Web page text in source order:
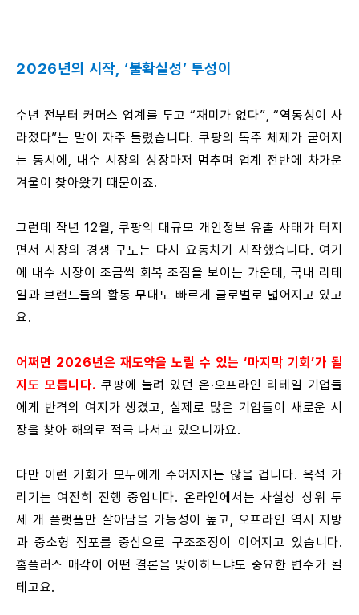
2026년의 시작, ‘불확실성’ 투성이
수년 전부터 커머스 업계를 두고 “재미가 없다”, “역동성이 사
라졌다”는 말이 자주 들렸습니다. 쿠팡의 독주 체제가 굳어지
는 동시에, 내수 시장의 성장마저 멈추며 업계 전반에 차가운
겨울이 찾아왔기 때문이죠.
그런데 작년 12월, 쿠팡의 대규모 개인정보 유출 사태가 터지
면서 시장의 경쟁 구도는 다시 요동치기 시작했습니다. 여기
에 내수 시장이 조금씩 회복 조짐을 보이는 가운데, 국내 리테
일과 브랜드들의 활동 무대도 빠르게 글로벌로 넓어지고 있고
요.
어쩌면 2026년은 재도약을 노릴 수 있는 ‘마지막 기회’가 될
지도 모릅니다. 쿠팡에 눌려 있던 온·오프라인 리테일 기업들
에게 반격의 여지가 생겼고, 실제로 많은 기업들이 새로운 시
장을 찾아 해외로 적극 나서고 있으니까요.
다만 이런 기회가 모두에게 주어지지는 않을 겁니다. 옥석 가
리기는 여전히 진행 중입니다. 온라인에서는 사실상 상위 두
세 개 플랫폼만 살아남을 가능성이 높고, 오프라인 역시 지방
과 중소형 점포를 중심으로 구조조정이 이어지고 있습니다.
홈플러스 매각이 어떤 결론을 맞이하느냐도 중요한 변수가 될
테고요.